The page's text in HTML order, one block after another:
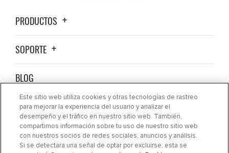
PRODUCTOS
SOPORTE
BLOG
ACERCA DE NOSOTROS
CONTACTO
Este sitio web utiliza cookies y otras tecnologías de rastreo
para mejorar la experiencia del usuario y analizar el
desempeño y el tráfico en nuestro sitio web. También,
compartimos información sobre tu uso de nuestro sitio web
con nuestros socios de redes sociales, anuncios y análisis.
Si se detectara una señal de optar por excluirse, esta se